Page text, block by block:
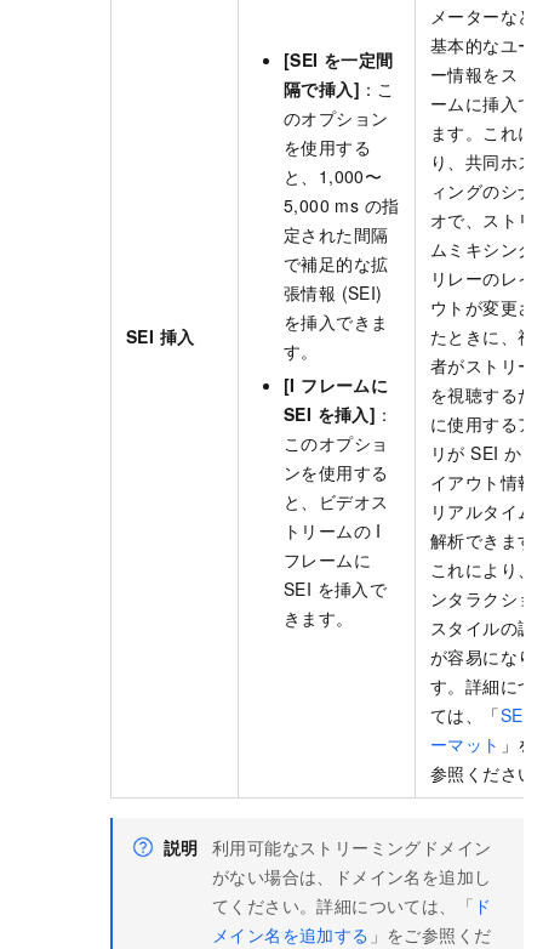
SEI 挿入
[SEI を一定間
隔で挿入] ：こ
のオプション
を使用する
と、1,000〜
5,000 ms の指
定された間隔
で補足的な拡
張情報 (SEI)
を挿入できま
す。
[I フレームに
SEI を挿入] ：
このオプショ
ンを使用する
と、ビデオス
トリームの I
フレームに
SEI を挿入で
きます。
メーターなど
基本的なユー
ー情報をスト
ームに挿入で
ます。これに
り、共同ホス
ィングのシナ
オで、ストリ
ムミキシング
リレーのレイ
ウトが変更さ
たときに、視
者がストリー
を視聴するた
に使用するア
リが SEI か
イアウト情報
リアルタイム
解析できます
これにより、
ンタラクショ
スタイルの調
が容易になり
す。詳細につ
ては、「SEI
ーマット 」を
参照ください
説明 利用可能なストリーミングドメイン
がない場合は、ドメイン名を追加し
てください。詳細については、「 ド
メイン名を追加する 」をご参照くだ